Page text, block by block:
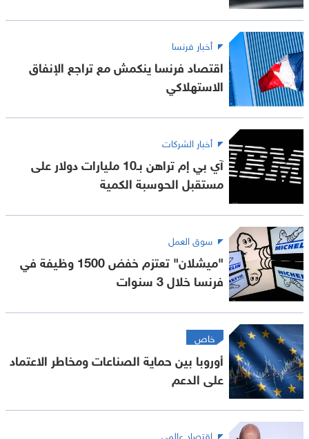
أخبار فرنسا
اقتصاد فرنسا ينكمش مع تراجع الإنفاق
الاستهلاكي
أخبار الشركات
آي بي إم تراهن بـ10 مليارات دولار على
مستقبل الحوسبة الكمية
سوق العمل
"ميشلان" تعتزم خفض 1500 وظيفة في
فرنسا خلال 3 سنوات
خاص
أوروبا بين حماية الصناعات ومخاطر الاعتماد
على الدعم
اقتصاد عالمي